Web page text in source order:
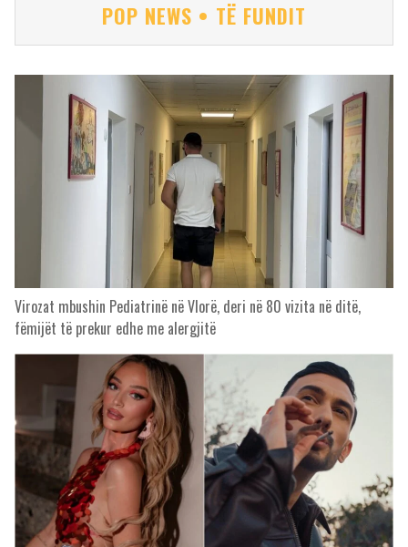
POP NEWS • TË FUNDIT
Virozat mbushin Pediatrinë në Vlorë, deri në 80 vizita në ditë,
fëmijët të prekur edhe me alergjitë